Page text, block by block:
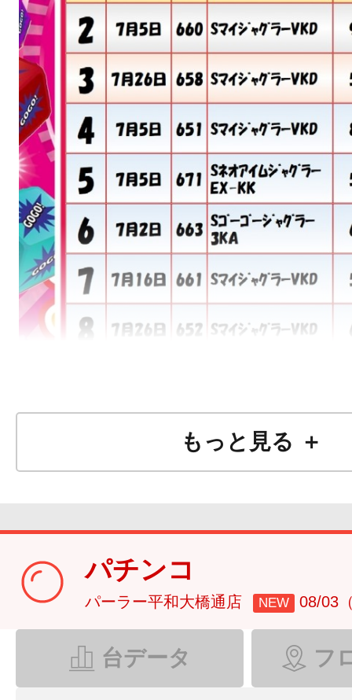
もっと見る ＋
パチンコ
パーラー平和大橋通店 NEW 08/03
台データ フ